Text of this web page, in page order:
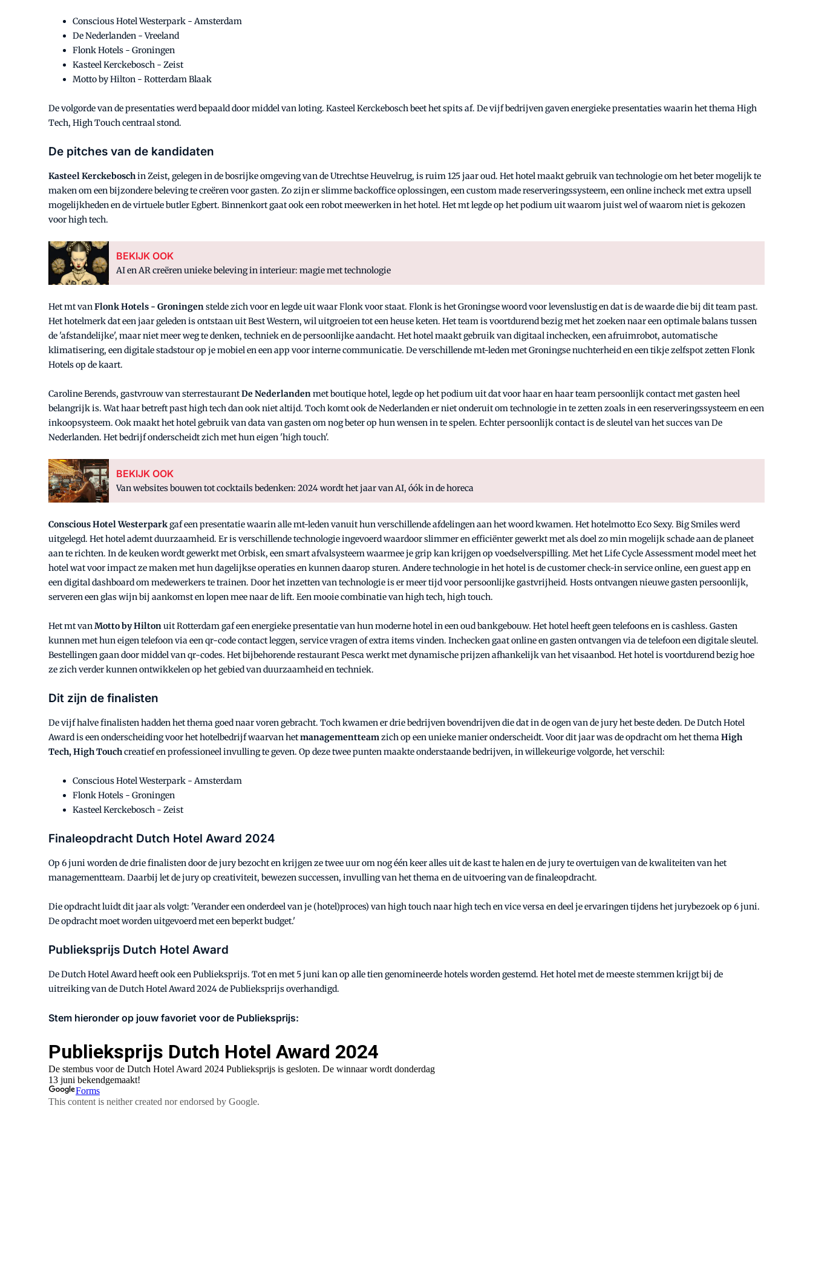
Conscious Hotel Westerpark - Amsterdam
De Nederlanden - Vreeland
Flonk Hotels - Groningen
Kasteel Kerckebosch - Zeist
Motto by Hilton - Rotterdam Blaak
De volgorde van de presentaties werd bepaald door middel van loting. Kasteel Kerckebosch beet het spits af. De vijf bedrijven gaven energieke presentaties waarin het thema High
Tech, High Touch centraal stond.
De pitches van de kandidaten
Kasteel Kerckeboschin Zeist, gelegen in de bosrijke omgeving van de Utrechtse Heuvelrug, is ruim 125 jaar oud. Het hotel maakt gebruik van technologie om het beter mogelijk te
maken om een bijzondere beleving te creëren voor gasten. Zo zijn er slimme backoffice oplossingen, een custom made reserveringssysteem, een online incheck met extra upsell
mogelijkheden en de virtuele butler Egbert. Binnenkort gaat ook een robot meewerken in het hotel. Het mt legde op het podium uit waarom juist wel of waarom niet is gekozen
voor high tech.
BEKIJK OOK
AI en AR creëren unieke beleving in interieur: magie met technologie
Het mt vanFlonk Hotels - Groningenstelde zich voor en legde uit waar Flonk voor staat. Flonk is het Groningse woord voor levenslustig en dat is de waarde die bij dit team past.
Het hotelmerk dat een jaar geleden is ontstaan uit Best Western, wil uitgroeien tot een heuse keten. Het team is voortdurend bezig met het zoeken naar een optimale balans tussen
de 'afstandelijke', maar niet meer weg te denken, techniek en de persoonlijke aandacht. Het hotel maakt gebruik van digitaal inchecken, een afruimrobot, automatische
klimatisering, een digitale stadstour op je mobiel en een app voor interne communicatie. De verschillende mt-leden met Groningse nuchterheid en een tikje zelfspot zetten Flonk
Hotels op de kaart.
Caroline Berends, gastvrouw van sterrestaurantDe Nederlandenmet boutique hotel, legde op het podium uit dat voor haar en haar team persoonlijk contact met gasten heel
belangrijk is. Wat haar betreft past high tech dan ook niet altijd. Toch komt ook de Nederlanden er niet onderuit om technologie in te zetten zoals in een reserveringssysteem en een
inkoopsysteem. Ook maakt het hotel gebruik van data van gasten om nog beter op hun wensen in te spelen. Echter persoonlijk contact is de sleutel van het succes van De
Nederlanden. Het bedrijf onderscheidt zich met hun eigen 'high touch'.
BEKIJK OOK
Van websites bouwen tot cocktails bedenken: 2024 wordt het jaar van AI, óók in de horeca
Conscious Hotel Westerparkgaf een presentatie waarin alle mt-leden vanuit hun verschillende afdelingen aan het woord kwamen. Het hotelmotto Eco Sexy. Big Smiles werd
uitgelegd. Het hotel ademt duurzaamheid. Er is verschillende technologie ingevoerd waardoor slimmer en efficiënter gewerkt met als doel zo min mogelijk schade aan de planeet
aan te richten. In de keuken wordt gewerkt met Orbisk, een smart afvalsysteem waarmee je grip kan krijgen op voedselverspilling. Met het Life Cycle Assessment model meet het
hotel wat voor impact ze maken met hun dagelijkse operaties en kunnen daarop sturen. Andere technologie in het hotel is de customer check-in service online, een guest app en
een digital dashboard om medewerkers te trainen. Door het inzetten van technologie is er meer tijd voor persoonlijke gastvrijheid. Hosts ontvangen nieuwe gasten persoonlijk,
serveren een glas wijn bij aankomst en lopen mee naar de lift. Een mooie combinatie van high tech, high touch.
Het mt vanMotto by Hiltonuit Rotterdam gaf een energieke presentatie van hun moderne hotel in een oud bankgebouw. Het hotel heeft geen telefoons en is cashless. Gasten
kunnen met hun eigen telefoon via een qr-code contact leggen, service vragen of extra items vinden. Inchecken gaat online en gasten ontvangen via de telefoon een digitale sleutel.
Bestellingen gaan door middel van qr-codes. Het bijbehorende restaurant Pesca werkt met dynamische prijzen afhankelijk van het visaanbod. Het hotel is voortdurend bezig hoe
ze zich verder kunnen ontwikkelen op het gebied van duurzaamheid en techniek.
Dit zijn de finalisten
De vijf halve finalisten hadden het thema goed naar voren gebracht. Toch kwamen er drie bedrijven bovendrijven die dat in de ogen van de jury het beste deden. De Dutch Hotel
Award is een onderscheiding voor het hotelbedrijf waarvan hetmanagementteamzich op een unieke manier onderscheidt. Voor dit jaar was de opdracht om het themaHigh
Tech, High Touchcreatief en professioneel invulling te geven. Op deze twee punten maakte onderstaande bedrijven, in willekeurige volgorde, het verschil:
Conscious Hotel Westerpark - Amsterdam
Flonk Hotels - Groningen
Kasteel Kerckebosch - Zeist
Finaleopdracht Dutch Hotel Award 2024
Op 6 juni worden de drie finalisten door de jury bezocht en krijgen ze twee uur om nog één keer alles uit de kast te halen en de jury te overtuigen van de kwaliteiten van het
managementteam. Daarbij let de jury op creativiteit, bewezen successen, invulling van het thema en de uitvoering van de finaleopdracht.
Die opdracht luidt dit jaar als volgt: 'Verander een onderdeel van je (hotel)proces) van high touch naar high tech en vice versa en deel je ervaringen tijdens het jurybezoek op 6 juni.
De opdracht moet worden uitgevoerd met een beperkt budget.'
Publieksprijs Dutch Hotel Award
De Dutch Hotel Award heeft ook een Publieksprijs. Tot en met 5 juni kan op alle tien genomineerde hotels worden gestemd. Het hotel met de meeste stemmen krijgt bij de
uitreiking van de Dutch Hotel Award 2024 de Publieksprijs overhandigd.
Stem hieronder op jouw favoriet voor de Publieksprijs: